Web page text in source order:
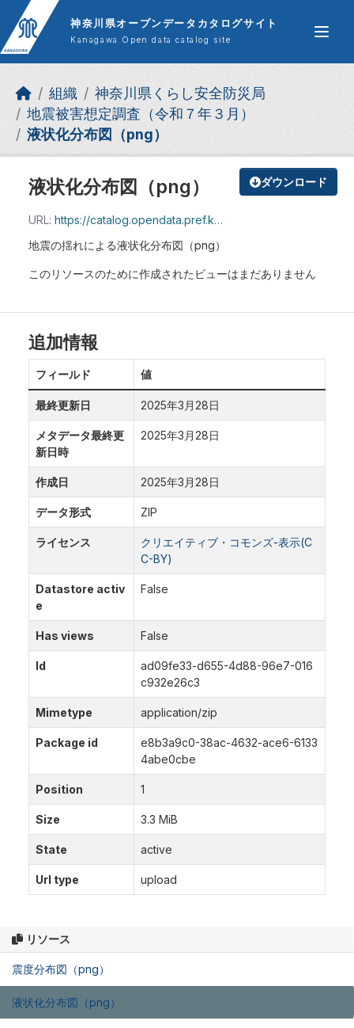
Skip to main content
神奈川県オープンデータカタログサイト
Kanagawa Open data catalog site
組織
神奈川県くらし安全防災局
地震被害想定調査（令和７年３月）
液状化分布図（png）
ダウンロード
液状化分布図（png）
URL: https://catalog.opendata.pref.kanagawa.jp/dataset/e8b3a9c0-38ac-4632-ace6-61334abe0cbe/resource/ad09fe33-d655-4d88-96e7-016c932e26c3/download/02_.zip
地震の揺れによる液状化分布図（png）
このリソースのために作成されたビューはまだありません
リソース
震度分布図（png）
液状化分布図（png）
追加情報
フィールド 値
最終更新日 2025年3月28日
メタデータ最終更
新日時
2025年3月28日
作成日 2025年3月28日
データ形式 ZIP
ライセンス
クリエイティブ・コモンズ-表示(C
C-BY)
Datastore activ
e
False
Has views False
Id
ad09fe33-d655-4d88-96e7-016
c932e26c3
Mimetype application/zip
Package id
e8b3a9c0-38ac-4632-ace6-6133
4abe0cbe
Position 1
Size 3.3 MiB
State active
Url type upload